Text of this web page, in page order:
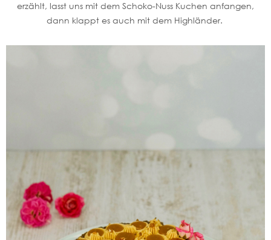
erzählt, lasst uns mit dem Schoko-Nuss Kuchen anfangen,
dann klappt es auch mit dem Highländer.